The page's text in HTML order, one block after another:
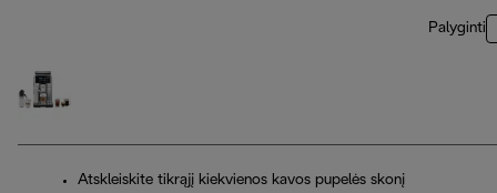
Palyginti
Atskleiskite tikrąjį kiekvienos kavos pupelės skonį